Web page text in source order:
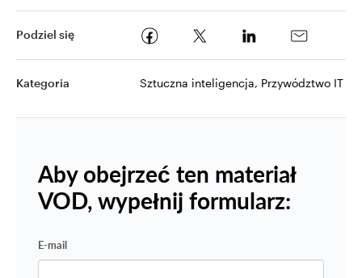
Podziel się
Kategoria Sztuczna inteligencja, Przywództwo IT
Aby obejrzeć ten materiał
VOD, wypełnij formularz:
E-mail